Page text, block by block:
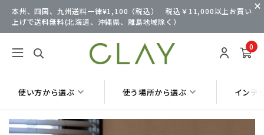
本州、四国、九州送料一律¥1,100（税込） 税込￥11,000以上お買い
上げで送料無料(北海道、沖縄県、離島地域除く）
0
使い方から選ぶ 使う場所から選ぶ インテ